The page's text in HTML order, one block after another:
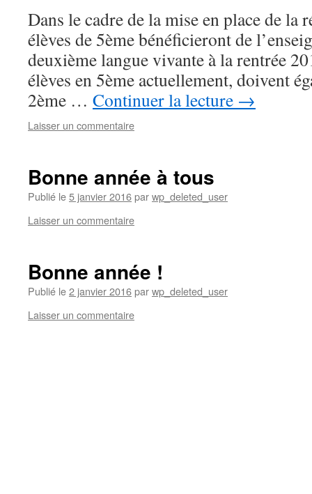
Dans le cadre de la mise en place de la
élèves de 5ème bénéficieront de
deuxième langue vivante à la rentrée
élèves en 5ème actuellement, doivent
2ème … Continuer la lecture →
Laisser un commentaire
Bonne année à tous
Publié le5 janvier 2016parwp_deleted_user
Laisser un commentaire
Bonne année !
Publié le2 janvier 2016parwp_deleted_user
Laisser un commentaire